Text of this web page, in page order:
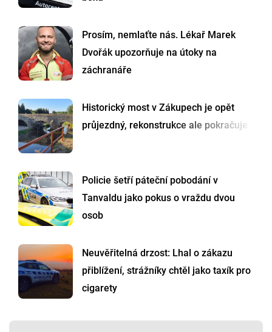
Prosím, nemlaťte nás. Lékař Marek
Dvořák upozorňuje na útoky na
záchranáře
Historický most v Zákupech je opět
průjezdný, rekonstrukce ale pokračuje
Policie šetří páteční pobodání v
Tanvaldu jako pokus o vraždu dvou
osob
Neuvěřitelná drzost: Lhal o zákazu
přiblížení, strážníky chtěl jako taxík pro
cigarety